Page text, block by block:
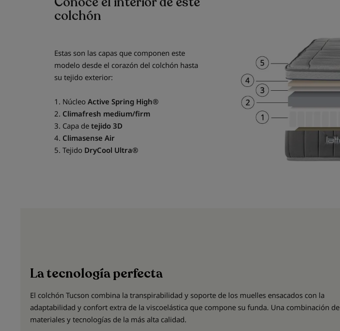
colchón
Estas son las capas que componen este
modelo desde el corazón del colchón hasta
su tejido exterior:
1. Núcleo Active Spring High®
2. Climafresh medium/firm
3. Capa de tejido 3D
4. Climasense Air
5. Tejido DryCool Ultra®
La tecnología perfecta
El colchón Tucson combina la transpirabilidad y soporte de los muelles ensacados con la
adaptabilidad y confort extra de la viscoelástica que compone su funda. Una combinación de
materiales y tecnologías de la más alta calidad.